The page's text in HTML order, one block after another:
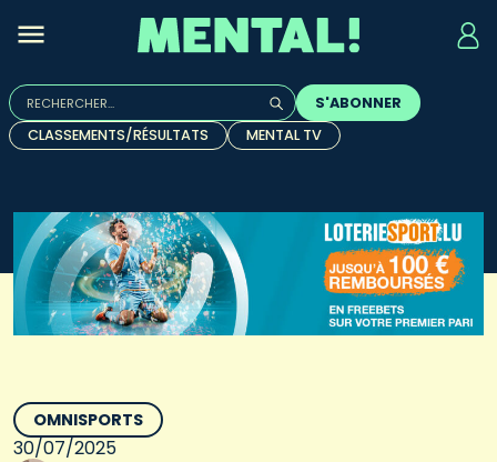
Rechercher :
Quand les résultats de l'auto-complétion sont
S'ABONNER
CLASSEMENTS/RÉSULTATS
MENTAL TV
OMNISPORTS
30/07/2025